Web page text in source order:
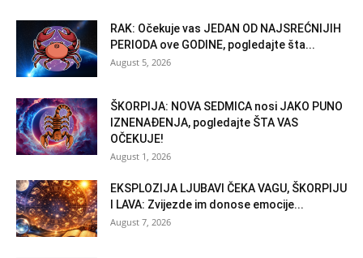
RAK: Očekuje vas JEDAN OD NAJSREĆNIJIH
PERIODA ove GODINE, pogledajte šta...
August 5, 2026
ŠKORPIJA: NOVA SEDMICA nosi JAKO PUNO
IZNENAĐENJA, pogledajte ŠTA VAS
OČEKUJE!
August 1, 2026
EKSPLOZIJA LJUBAVI ČEKA VAGU, ŠKORPIJU
I LAVA: Zvijezde im donose emocije...
August 7, 2026